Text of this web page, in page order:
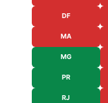
DF
MA
MG
PR
RJ